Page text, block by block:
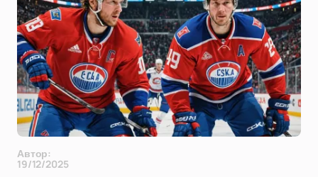
Автор:
19/12/2025